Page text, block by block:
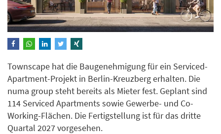
Townscape hat die Baugenehmigung für ein Serviced-
Apartment-Projekt in Berlin-Kreuzberg erhalten. Die
numa group steht bereits als Mieter fest. Geplant sind
114 Serviced Apartments sowie Gewerbe- und Co-
Working-Flächen. Die Fertigstellung ist für das dritte
Quartal 2027 vorgesehen.